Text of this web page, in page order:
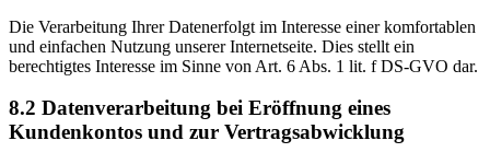
Die Verarbeitung Ihrer Datenerfolgt im Interesse einer komfortablen
und einfachen Nutzung unserer Internetseite. Dies stellt ein
berechtigtes Interesse im Sinne von Art. 6 Abs. 1 lit. f DS-GVO dar.
8.2 Datenverarbeitung bei Eröffnung eines
Kundenkontos und zur Vertragsabwicklung